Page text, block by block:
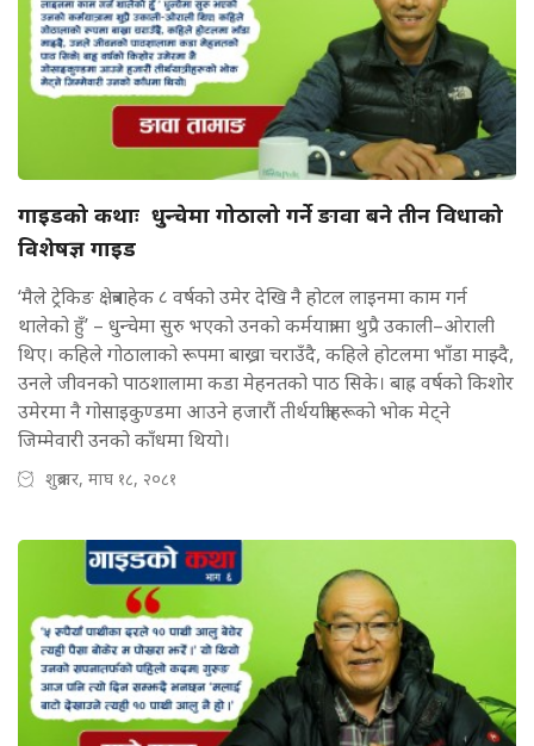
गाइडको कथाः धुन्चेमा गोठालो गर्ने ङावा बने तीन विधाको
विशेषज्ञ गाइड
‘मैले ट्रेकिङ क्षेत्रबाहेक ८ वर्षको उमेर देखि नै होटल लाइनमा काम गर्न
थालेको हुँ’ – धुन्चेमा सुरु भएको उनको कर्मयात्रामा थुप्रै उकाली–ओराली
थिए। कहिले गोठालाको रूपमा बाख्रा चराउँदै, कहिले होटलमा भाँडा माझ्दै,
उनले जीवनको पाठशालामा कडा मेहनतको पाठ सिके। बाह्र वर्षको किशोर
उमेरमा नै गोसाइकुण्डमा आउने हजारौं तीर्थयात्रीहरूको भोक मेट्ने
जिम्मेवारी उनको काँधमा थियो।
शुक्रबार, माघ १८, २०८१